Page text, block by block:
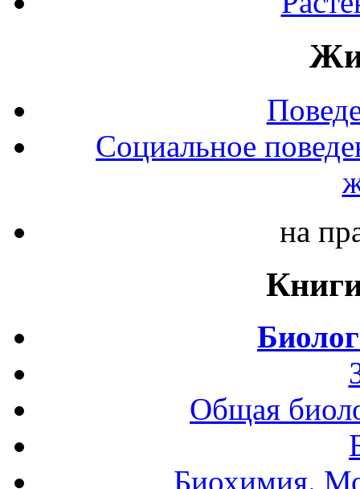
Социальное
на
Общая
Биохимия.